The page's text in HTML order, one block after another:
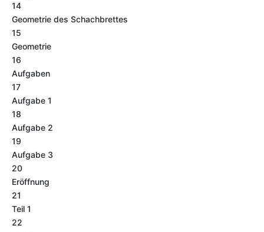
14
Geometrie des Schachbrettes
15
Geometrie
16
Aufgaben
17
Aufgabe 1
18
Aufgabe 2
19
Aufgabe 3
20
Eröffnung
21
Teil 1
22